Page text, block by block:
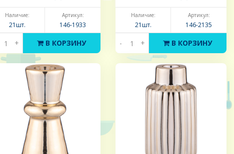
Наличие:
21шт.
Артикул:
146-1933
+ В КОРЗИНУ
Наличие:
21шт.
Артикул:
146-2135
- + В КОРЗИНУ